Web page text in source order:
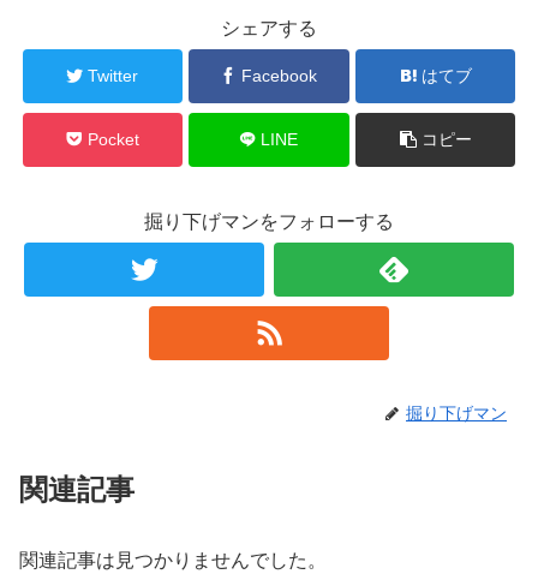
シェアする
Twitter Facebook はてブ
Pocket LINE コピー
掘り下げマンをフォローする
掘り下げマン
関連記事
関連記事は見つかりませんでした。